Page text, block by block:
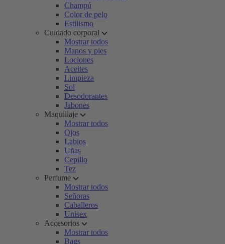
Champú
Color de pelo
Estilismo
Cuidado corporal
Mostrar todos
Manos y pies
Lociones
Aceites
Limpieza
Sol
Desodorantes
Jabones
Maquillaje
Mostrar todos
Ojos
Labios
Uñas
Cepillo
Tez
Perfume
Mostrar todos
Señoras
Caballeros
Unisex
Accesorios
Mostrar todos
Bags